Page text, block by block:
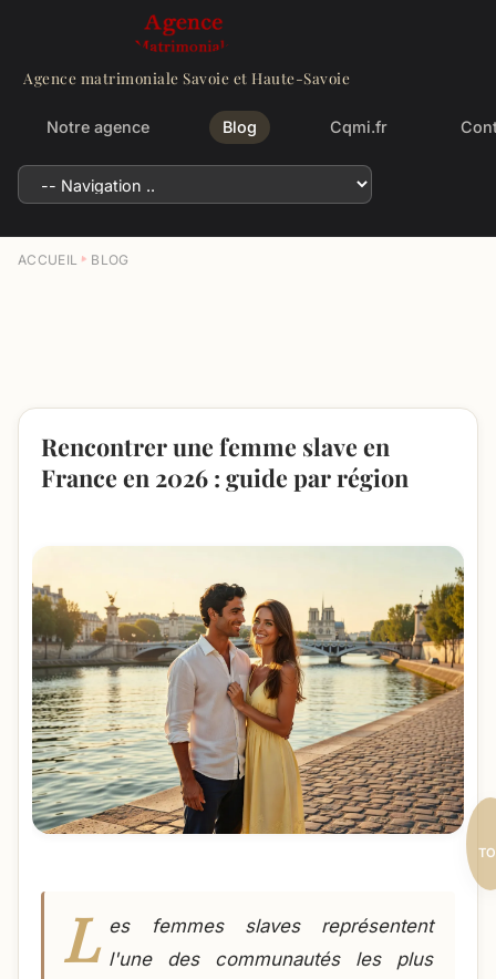
Agence matrimoniale Savoie et Haute-Savoie
Notre agence Blog Cqmi.fr
ACCUEIL BLOG
Rencontrer une femme slave en
France en 2026 : guide par région
L es femmes slaves représentent
l'une des communautés les plus